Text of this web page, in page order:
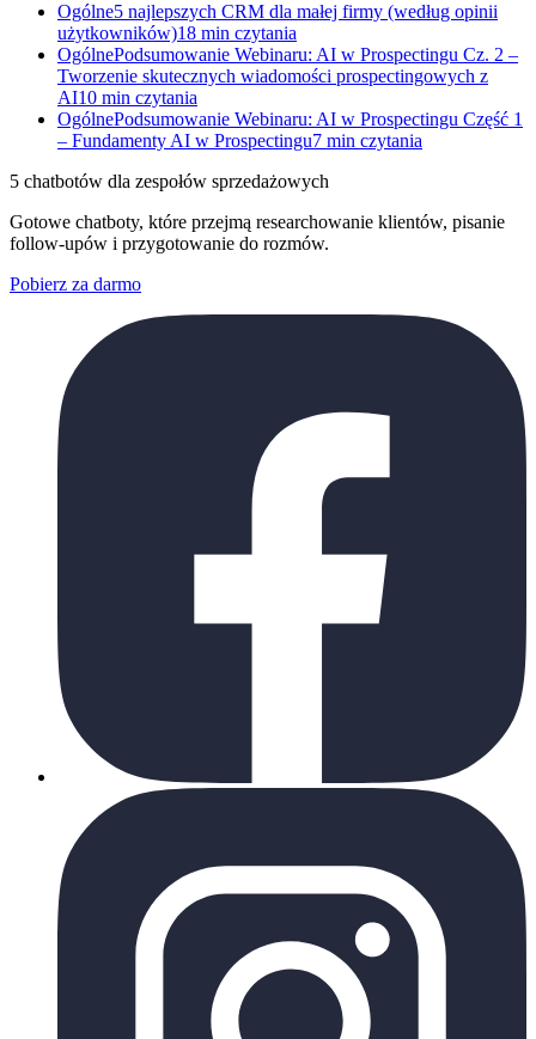
Ogólne5 najlepszych CRM dla małej firmy (według opinii
użytkowników)18 min czytania
OgólnePodsumowanie Webinaru: AI w Prospectingu Cz. 2 –
Tworzenie skutecznych wiadomości prospectingowych z
AI10 min czytania
OgólnePodsumowanie Webinaru: AI w Prospectingu Część 1
– Fundamenty AI w Prospectingu7 min czytania
5 chatbotów dla zespołów sprzedażowych
Gotowe chatboty, które przejmą researchowanie klientów, pisanie
follow-upów i przygotowanie do rozmów.
Pobierz za darmo